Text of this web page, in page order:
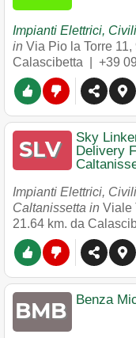
Impianti Elettrici,
in Via Pio la Torre 11,
Calascibetta | +39
Sky
Delivery
Impianti Elettrici,
Caltanissetta in Viale
21.64 km. da
Benza